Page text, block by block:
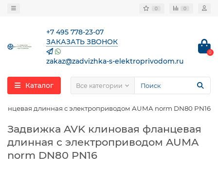
0 0
+7 495 778-23-07
ЗАКАЗАТЬ ЗВОНОК
zakaz@zadvizhka-s-elektroprivodom.ru
0
Каталог Все категории
длинная с электроприводом AUMA norm DN80 PN16
Задвижка AVK клиновая фланцевая
длинная с электроприводом AUMA
norm DN80 PN16